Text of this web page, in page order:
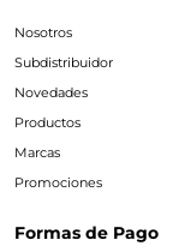
Nosotros
Subdistribuidor
Novedades
Productos
Marcas
Promociones
Formas de Pago